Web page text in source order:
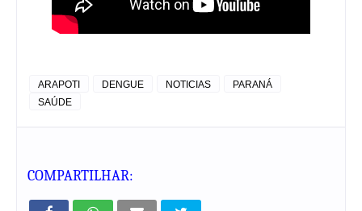
ARAPOTI DENGUE NOTICIAS
PARANÁ
SAÚDE
COMPARTILHAR: